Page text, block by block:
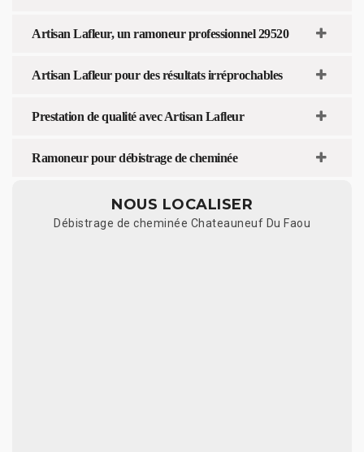
Artisan Lafleur, un ramoneur professionnel 29520
Artisan Lafleur pour des résultats irréprochables
Prestation de qualité avec Artisan Lafleur
Ramoneur pour débistrage de cheminée
NOUS LOCALISER
Débistrage de cheminée Chateauneuf Du Faou